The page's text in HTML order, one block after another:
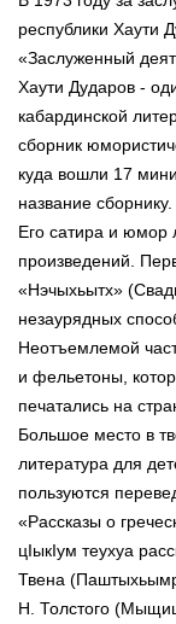
республики Хаути
«Заслуженный
Хаути Дударов -
кабардинской
сборник
куда вошли 17
название сборнику.
Его сатира и юмор
произведений.
«Нэчыхьытх»
незаурядных
Неотъемлемой
и фельетоны,
печатались на
Большое место в
литература для
пользуются
«Рассказы о
цIыкIум теухуа
Твена
Н. Толстого